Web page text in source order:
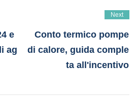
e
ag
Next
Conto termico pompe
di calore, guida comple
ta all'incentivo